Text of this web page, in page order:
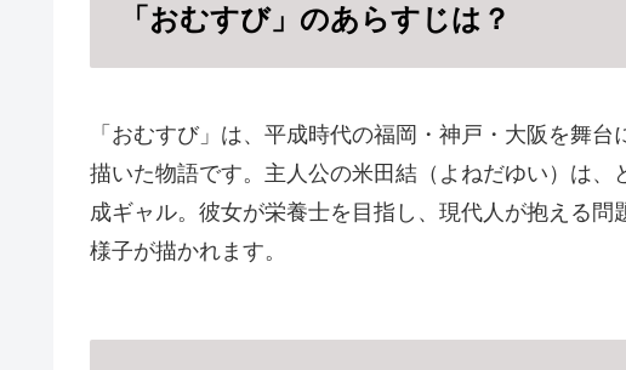
「おむすび」のあらすじは？
「おむすび」は、平成時代の福岡・神戸・大阪を舞
描いた物語です。主人公の米田結（よねだゆい）は
成ギャル。彼女が栄養士を目指し、現代人が抱える問
様子が描かれます。